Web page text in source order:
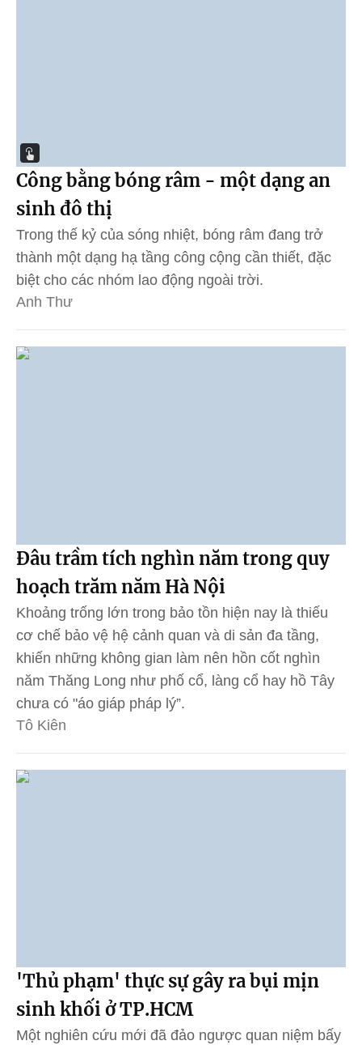
Công bằng bóng râm - một dạng an
sinh đô thị
Trong thế kỷ của sóng nhiệt, bóng râm đang trở
thành một dạng hạ tầng công cộng cần thiết, đặc
biệt cho các nhóm lao động ngoài trời.
Anh Thư
Đâu trầm tích nghìn năm trong quy
hoạch trăm năm Hà Nội
Khoảng trống lớn trong bảo tồn hiện nay là thiếu
cơ chế bảo vệ hệ cảnh quan và di sản đa tầng,
khiến những không gian làm nên hồn cốt nghìn
năm Thăng Long như phố cổ, làng cổ hay hồ Tây
chưa có "áo giáp pháp lý”.
Tô Kiên
'Thủ phạm' thực sự gây ra bụi mịn
sinh khối ở TP.HCM
Một nghiên cứu mới đã đảo ngược quan niệm bấy